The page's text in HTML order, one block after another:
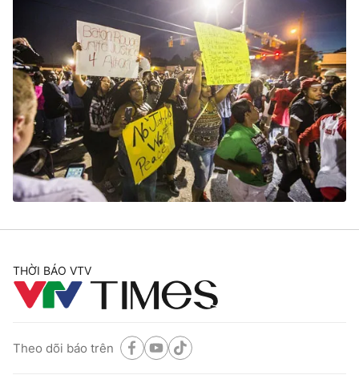
THỜI BÁO VTV
Theo dõi báo trên